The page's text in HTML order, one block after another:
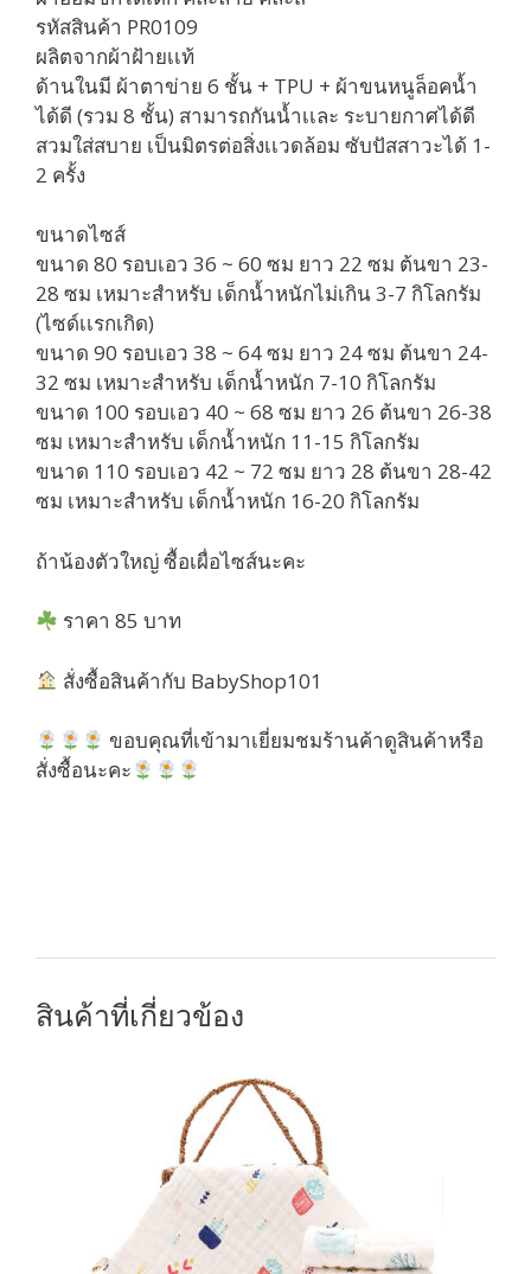
รหัสสินค้า PR0109
ผลิตจากผ้าฝ้ายเเท้
ด้านในมี ผ้าตาข่าย 6 ชั้น + TPU + ผ้าขนหนูล็อคน้ำ
ได้ดี (รวม 8 ชั้น) สามารถกันน้ำเเละ ระบายกาศได้ดี
สวมใส่สบาย เป็นมิตรต่อสิ่งเเวดล้อม ซับปัสสาวะได้ 1-
2 ครั้ง
ขนาดไซส์
ขนาด 80 รอบเอว 36 ~ 60 ซม ยาว 22 ซม ต้นขา 23-
28 ซม เหมาะสำหรับ เด็กน้ำหนักไม่เกิน 3-7 กิโลกรัม
(ไซด์เเรกเกิด)
ขนาด 90 รอบเอว 38 ~ 64 ซม ยาว 24 ซม ต้นขา 24-
32 ซม เหมาะสำหรับ เด็กน้ำหนัก 7-10 กิโลกรัม
ขนาด 100 รอบเอว 40 ~ 68 ซม ยาว 26 ต้นขา 26-38
ซม เหมาะสำหรับ เด็กน้ำหนัก 11-15 กิโลกรัม
ขนาด 110 รอบเอว 42 ~ 72 ซม ยาว 28 ต้นขา 28-42
ซม เหมาะสำหรับ เด็กน้ำหนัก 16-20 กิโลกรัม
ถ้าน้องตัวใหญ่ ซื้อเผื่อไซส์นะคะ
ราคา 85 บาท
สั่งซื้อสินค้ากับ BabyShop101
ขอบคุณที่เข้ามาเยี่ยมชมร้านค้าดูสินค้าหรือ
สั่งซื้อนะคะ
สินค้าที่เกี่ยวข้อง